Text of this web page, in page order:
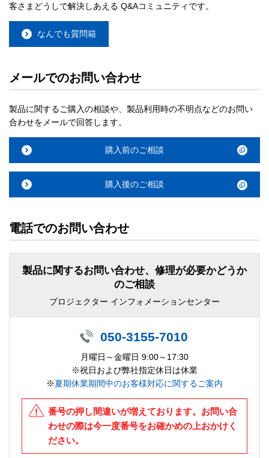
客さまどうしで解決しあえる Q&Aコミュニティです。
なんでも質問箱
メールでのお問い合わせ
製品に関するご購入の相談や、製品利用時の不明点などのお問い
合わせをメールで回答します。
購入前のご相談
購入後のご相談
電話でのお問い合わせ
製品に関するお問い合わせ、修理が必要かどうか
のご相談
プロジェクター インフォメーションセンター
050-3155-7010
月曜日～金曜日 9:00～17:30
※祝日および弊社指定休日は休業
※夏期休業期間中のお客様対応に関するご案内
番号の押し間違いが増えております。お問い合
わせの際は今一度番号をお確かめの上おかけく
ださい。